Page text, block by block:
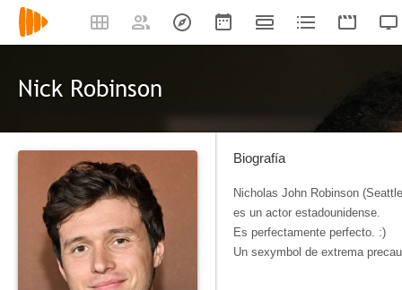
Nick Robinson
Biografía
Nicholas John Robinson
es un actor estadounidense.
Es perfectamente perfecto. :)
Un sexymbol de extrema